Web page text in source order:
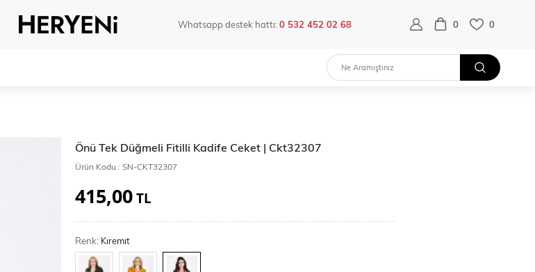
Whatsapp destek hattı:0 532 452 02 68 0 0
Önü Tek Düğmeli Fitilli Kadife Ceket | Ckt32307
Ürün Kodu : SN-CKT32307
415,00TL
Renk: Kıremıt